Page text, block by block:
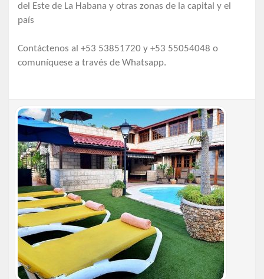
del Este de La Habana y otras zonas de la capital y el
país
Contáctenos al +53 53851720 y +53 55054048 o
comuníquese a través de Whatsapp.